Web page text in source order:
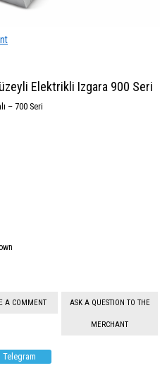
Elektrikli Izgara 900 Seri
– 700 Seri
A COMMENT ASK A QUESTION TO THE
MERCHANT
Telegram